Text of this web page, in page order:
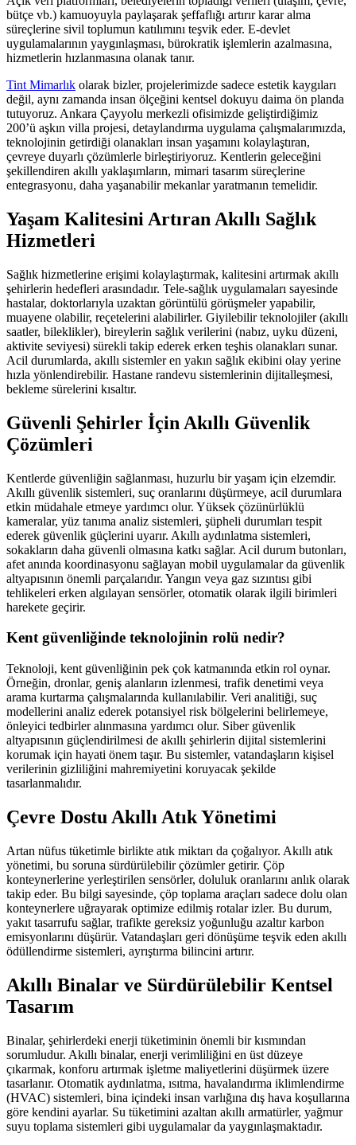
bütçe vb.) kamuoyuyla paylaşarak şeffaflığı artırır karar alma
süreçlerine sivil toplumun katılımını teşvik eder. E-devlet
uygulamalarının yaygınlaşması, bürokratik işlemlerin azalmasına,
hizmetlerin hızlanmasına olanak tanır.
Tint Mimarlık olarak bizler, projelerimizde sadece estetik kaygıları
değil, aynı zamanda insan ölçeğini kentsel dokuyu daima ön planda
tutuyoruz. Ankara Çayyolu merkezli ofisimizde geliştirdiğimiz
200’ü aşkın villa projesi, detaylandırma uygulama çalışmalarımızda,
teknolojinin getirdiği olanakları insan yaşamını kolaylaştıran,
çevreye duyarlı çözümlerle birleştiriyoruz. Kentlerin geleceğini
şekillendiren akıllı yaklaşımların, mimari tasarım süreçlerine
entegrasyonu, daha yaşanabilir mekanlar yaratmanın temelidir.
Yaşam Kalitesini Artıran Akıllı Sağlık
Hizmetleri
Sağlık hizmetlerine erişimi kolaylaştırmak, kalitesini artırmak akıllı
şehirlerin hedefleri arasındadır. Tele-sağlık uygulamaları sayesinde
hastalar, doktorlarıyla uzaktan görüntülü görüşmeler yapabilir,
muayene olabilir, reçetelerini alabilirler. Giyilebilir teknolojiler (akıllı
saatler, bileklikler), bireylerin sağlık verilerini (nabız, uyku düzeni,
aktivite seviyesi) sürekli takip ederek erken teşhis olanakları sunar.
Acil durumlarda, akıllı sistemler en yakın sağlık ekibini olay yerine
hızla yönlendirebilir. Hastane randevu sistemlerinin dijitalleşmesi,
bekleme sürelerini kısaltır.
Güvenli Şehirler İçin Akıllı Güvenlik
Çözümleri
Kentlerde güvenliğin sağlanması, huzurlu bir yaşam için elzemdir.
Akıllı güvenlik sistemleri, suç oranlarını düşürmeye, acil durumlara
etkin müdahale etmeye yardımcı olur. Yüksek çözünürlüklü
kameralar, yüz tanıma analiz sistemleri, şüpheli durumları tespit
ederek güvenlik güçlerini uyarır. Akıllı aydınlatma sistemleri,
sokakların daha güvenli olmasına katkı sağlar. Acil durum butonları,
afet anında koordinasyonu sağlayan mobil uygulamalar da güvenlik
altyapısının önemli parçalarıdır. Yangın veya gaz sızıntısı gibi
tehlikeleri erken algılayan sensörler, otomatik olarak ilgili birimleri
harekete geçirir.
Kent güvenliğinde teknolojinin rolü nedir?
Teknoloji, kent güvenliğinin pek çok katmanında etkin rol oynar.
Örneğin, dronlar, geniş alanların izlenmesi, trafik denetimi veya
arama kurtarma çalışmalarında kullanılabilir. Veri analitiği, suç
modellerini analiz ederek potansiyel risk bölgelerini belirlemeye,
önleyici tedbirler alınmasına yardımcı olur. Siber güvenlik
altyapısının güçlendirilmesi de akıllı şehirlerin dijital sistemlerini
korumak için hayati önem taşır. Bu sistemler, vatandaşların kişisel
verilerinin gizliliğini mahremiyetini koruyacak şekilde
tasarlanmalıdır.
Çevre Dostu Akıllı Atık Yönetimi
Artan nüfus tüketimle birlikte atık miktarı da çoğalıyor. Akıllı atık
yönetimi, bu soruna sürdürülebilir çözümler getirir. Çöp
konteynerlerine yerleştirilen sensörler, doluluk oranlarını anlık olarak
takip eder. Bu bilgi sayesinde, çöp toplama araçları sadece dolu olan
konteynerlere uğrayarak optimize edilmiş rotalar izler. Bu durum,
yakıt tasarrufu sağlar, trafikte gereksiz yoğunluğu azaltır karbon
emisyonlarını düşürür. Vatandaşları geri dönüşüme teşvik eden akıllı
ödüllendirme sistemleri, ayrıştırma bilincini artırır.
Akıllı Binalar ve Sürdürülebilir Kentsel
Tasarım
Binalar, şehirlerdeki enerji tüketiminin önemli bir kısmından
sorumludur. Akıllı binalar, enerji verimliliğini en üst düzeye
çıkarmak, konforu artırmak işletme maliyetlerini düşürmek üzere
tasarlanır. Otomatik aydınlatma, ısıtma, havalandırma iklimlendirme
(HVAC) sistemleri, bina içindeki insan varlığına dış hava koşullarına
göre kendini ayarlar. Su tüketimini azaltan akıllı armatürler, yağmur
suyu toplama sistemleri gibi uygulamalar da yaygınlaşmaktadır.